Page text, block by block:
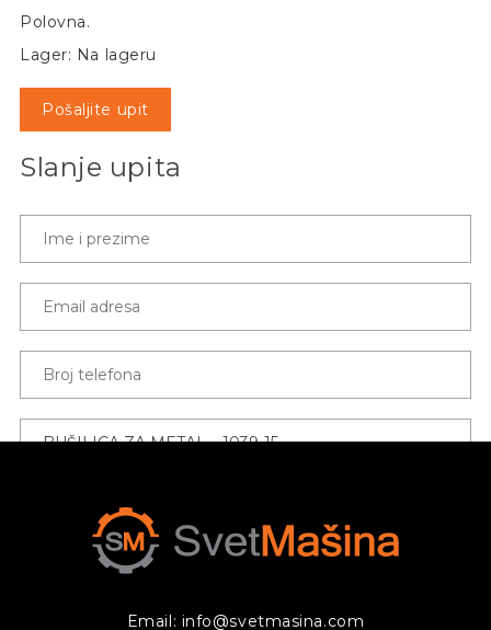
Polovna.
Lager: Na lageru
Pošaljite upit
Slanje upita
Email: info@svetmasina.com